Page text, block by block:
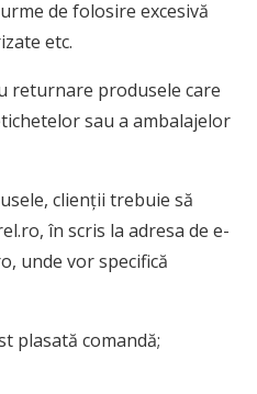
de folosire excesivă
etc.
returnare produsele care
sau a ambalajelor
clienții trebuie să
în scris la adresa de e-
unde vor specifică
plasată comandă;